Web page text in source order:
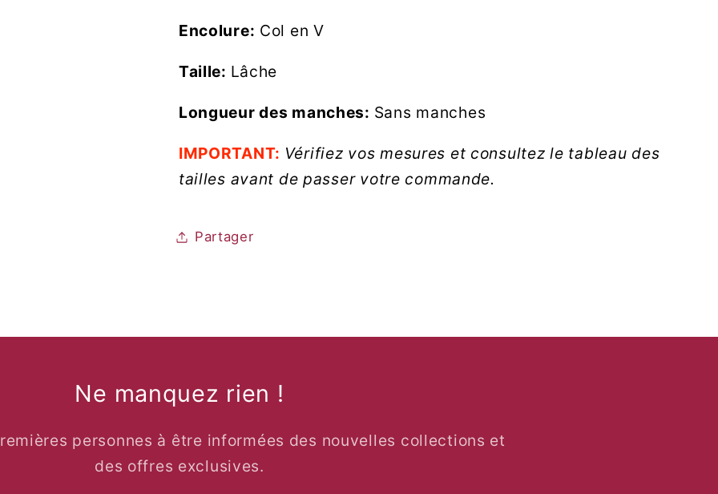
Encolure: Col en V
Taille: Lâche
Longueur des manches: Sans manches
IMPORTANT: Vérifiez vos mesures et consultez le tableau des
tailles avant de passer votre commande.
Partager
Ne manquez rien !
personnes à être informées des nouvelles collections et
des offres exclusives.